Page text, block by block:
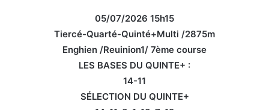
05/07/2026 15h15
Tiercé-Quarté-Quinté+Multi /2875m
Enghien /Reuinion1/ 7ème course
LES BASES DU QUINTE+ :
14-11
SÉLECTION DU QUINTE+